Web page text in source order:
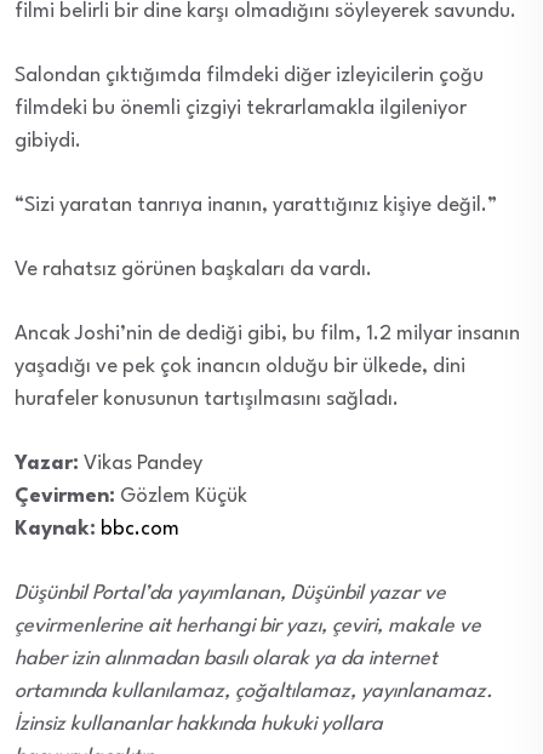
filmi belirli bir dine karşı olmadığını söyleyerek savundu.
Salondan çıktığımda filmdeki diğer izleyicilerin çoğu
filmdeki bu önemli çizgiyi tekrarlamakla ilgileniyor
gibiydi.
“Sizi yaratan tanrıya inanın, yarattığınız kişiye değil.”
Ve rahatsız görünen başkaları da vardı.
Ancak Joshi’nin de dediği gibi, bu film, 1.2 milyar insanın
yaşadığı ve pek çok inancın olduğu bir ülkede, dini
hurafeler konusunun tartışılmasını sağladı.
Yazar: Vikas Pandey
Çevirmen: Gözlem Küçük
Kaynak: bbc.com
Düşünbil Portal’da yayımlanan, Düşünbil yazar ve
çevirmenlerine ait herhangi bir yazı, çeviri, makale ve
haber izin alınmadan basılı olarak ya da internet
ortamında kullanılamaz, çoğaltılamaz, yayınlanamaz.
İzinsiz kullananlar hakkında hukuki yollara